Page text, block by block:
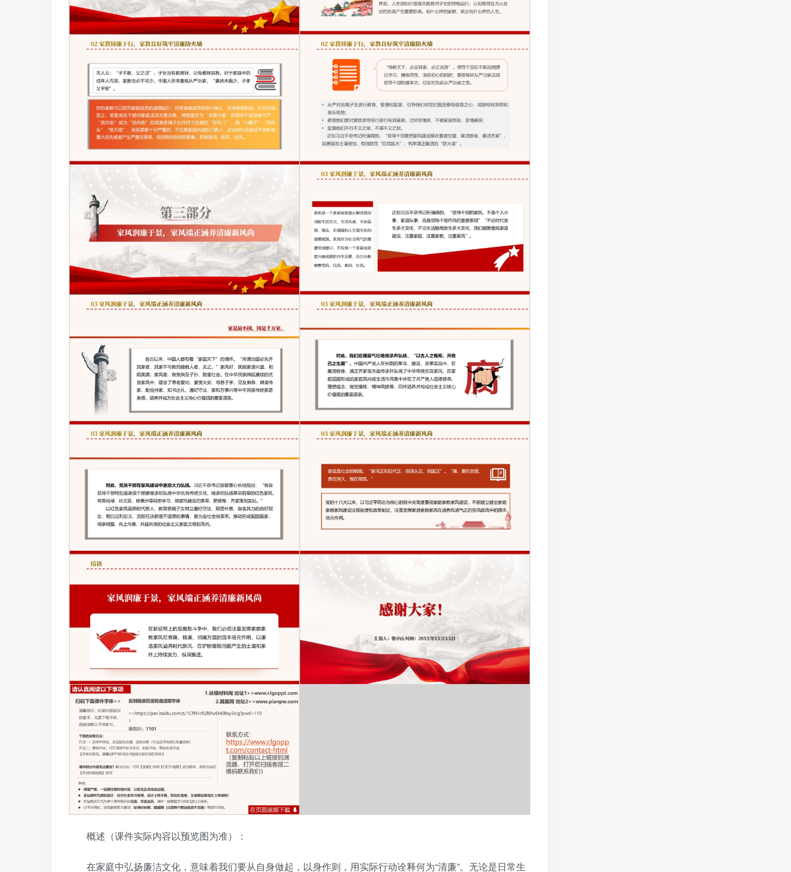
概述（课件实际内容以预览图为准）：
在家庭中弘扬廉洁文化，意味着我们要从自身做起，以身作则，用实际行动诠释何为“清廉”。无论是日常生